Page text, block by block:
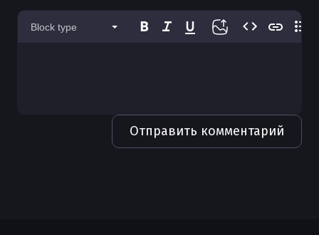
Использование defer в Golang
Значения default в Golang
Чистая архитектура в Golang
Каналы (channels) в Golang
Block type
Отправить комментарий